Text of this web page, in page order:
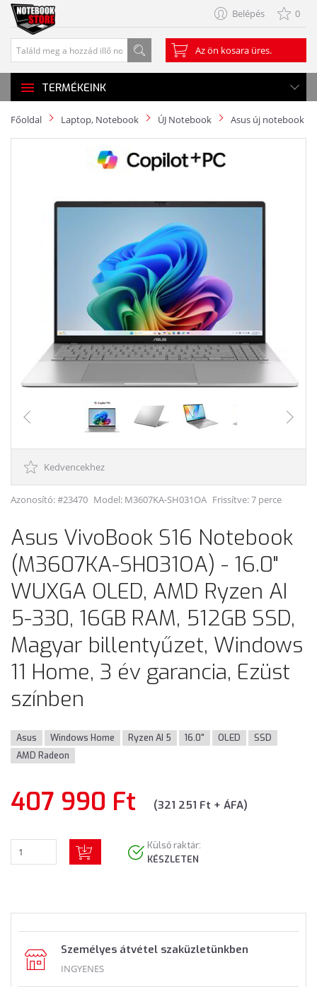
Belépés 0
Az ön kosara üres.
TERMÉKEINK
Főoldal Laptop, Notebook ÚJ Notebook Asus új notebook
Kedvencekhez
Azonosító: #23470 Model: M3607KA-SH031OA Frissítve: 7 perce
Asus VivoBook S16 Notebook
(M3607KA-SH031OA) - 16.0"
WUXGA OLED, AMD Ryzen AI
5-330, 16GB RAM, 512GB SSD,
Magyar billentyűzet, Windows
11 Home, 3 év garancia, Ezüst
színben
Asus Windows Home Ryzen AI 5 16.0" OLED
SSD
AMD Radeon
407 990 Ft (321 251 Ft + ÁFA)
Külső raktár:
KÉSZLETEN
Személyes átvétel szaküzletünkben
INGYENES